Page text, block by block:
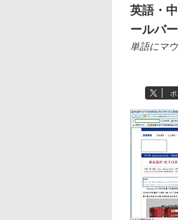
英語・
ールバー
単語にマ
ポ